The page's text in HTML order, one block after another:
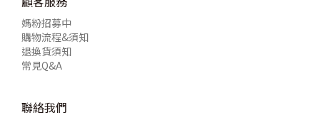
媽粉招募中
購物流程&須知
退換貨須知
常見Q&A
聯絡我們